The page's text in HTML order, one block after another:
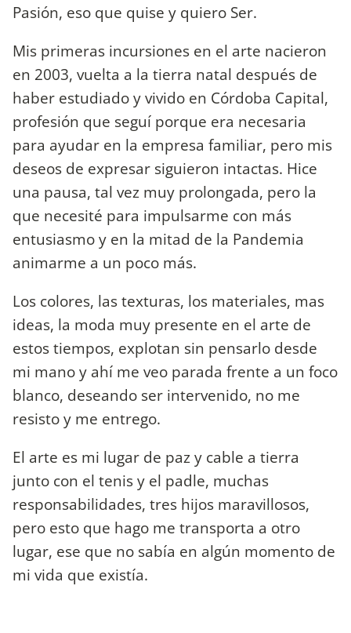
Pasión, eso que quise y quiero Ser.
Mis primeras incursiones en el arte nacieron
en 2003, vuelta a la tierra natal después de
haber estudiado y vivido en Córdoba Capital,
profesión que seguí porque era necesaria
para ayudar en la empresa familiar, pero mis
deseos de expresar siguieron intactas. Hice
una pausa, tal vez muy prolongada, pero la
que necesité para impulsarme con más
entusiasmo y en la mitad de la Pandemia
animarme a un poco más.
Los colores, las texturas, los materiales, mas
ideas, la moda muy presente en el arte de
estos tiempos, explotan sin pensarlo desde
mi mano y ahí me veo parada frente a un foco
blanco, deseando ser intervenido, no me
resisto y me entrego.
El arte es mi lugar de paz y cable a tierra
junto con el tenis y el padle, muchas
responsabilidades, tres hijos maravillosos,
pero esto que hago me transporta a otro
lugar, ese que no sabía en algún momento de
mi vida que existía.